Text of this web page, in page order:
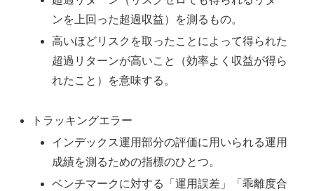
ンを上回った超過収益）を測るもの。
高いほどリスクを取ったことによって得られた
超過リターンが高いこと（効率よく収益が得ら
れたこと）を意味する。
トラッキングエラー
インデックス運用部分の評価に用いられる運用
成績を測るための指標のひとつ。
ベンチマークに対する「運用誤差」「乖離度合